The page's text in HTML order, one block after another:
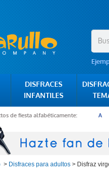
DISFRACES
INFANTILES
de fiesta alfabéticamente: A
> Disfraces para adultos > Disfraz